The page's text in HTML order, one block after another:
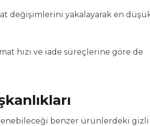
değişimlerini yakalayarak en
hızı ve iade süreçlerine göre de
benzer ürünlerdeki gizli